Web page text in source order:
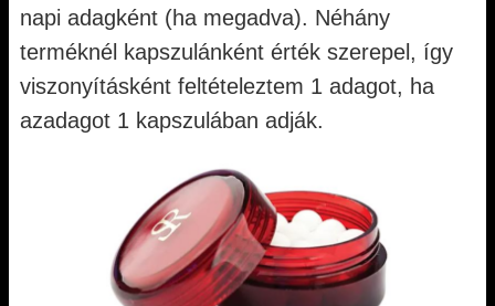
napi adagként (ha megadva). Néhány
terméknél kapszulánként érték szerepel, így
viszonyításként feltételeztem 1 adagot, ha
azadagot 1 kapszulában adják.